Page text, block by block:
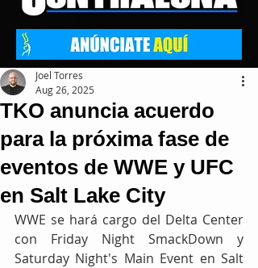
TKO anuncia acuerdo
para la próxima fase de
eventos de WWE y UFC
en Salt Lake City
Joel Torres
Aug 26, 2025
WWE se hará cargo del Delta Center
con Friday Night SmackDown y
Saturday Night's Main Event en Salt